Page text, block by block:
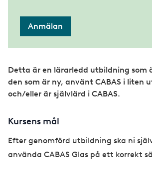
Anmälan
Detta är en lärarledd utbildning som
den som är ny, använt CABAS i liten
och/eller är självlärd i CABAS.
Kursens mål
Efter genomförd utbildning ska ni
använda CABAS Glas på ett korrekt